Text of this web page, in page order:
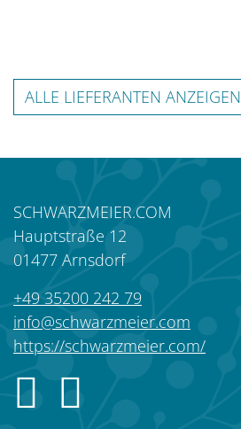
ALLE LIEFERANTEN ANZEIGEN
SCHWARZMEIER.COM
Hauptstraße 12
01477 Arnsdorf
+49 35200 242 79
info@schwarzmeier.com
https://schwarzmeier.com/